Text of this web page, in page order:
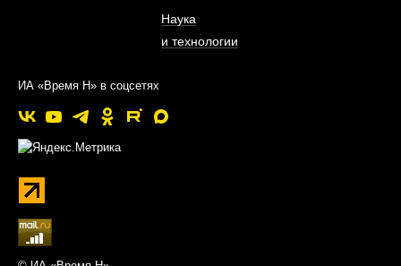
Наука
и технологии
ИА «Время Н» в соцсетях